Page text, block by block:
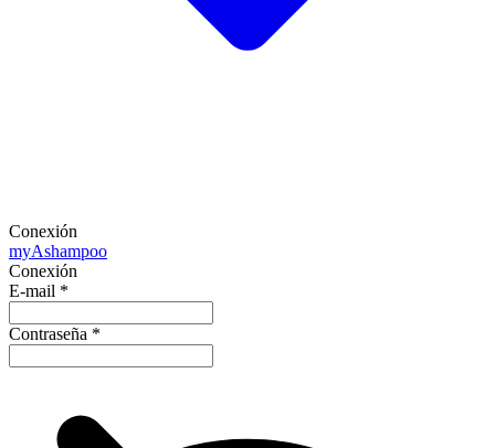
Conexión
myAshampoo
Conexión
E-mail *
Contraseña *